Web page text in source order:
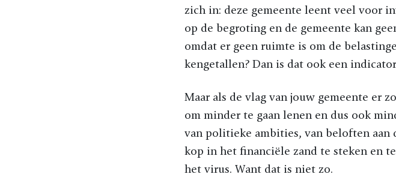
zich in: deze gemeente leent veel voor
op de begroting en de gemeente kan
omdat er geen ruimte is om de
kengetallen? Dan is dat ook een
Maar als de vlag van jouw gemeente er
om minder te gaan lenen en dus ook
van politieke ambities, van beloften aan
kop in het financiële zand te steken en
het virus. Want dat is niet zo.